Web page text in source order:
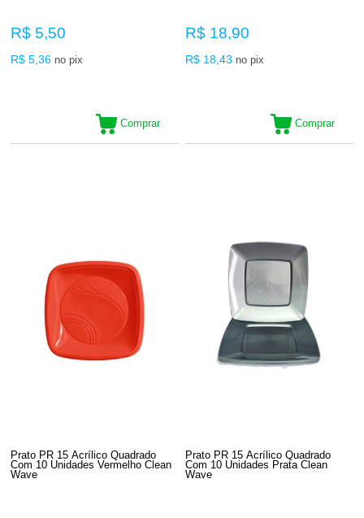
R$ 5,50
R$ 5,36 no pix
Comprar
R$ 18,90
R$ 18,43 no pix
Comprar
Prato PR 15 Acrílico Quadrado
Com 10 Unidades Vermelho Clean
Wave
Prato PR 15 Acrílico Quadrado
Com 10 Unidades Prata Clean
Wave